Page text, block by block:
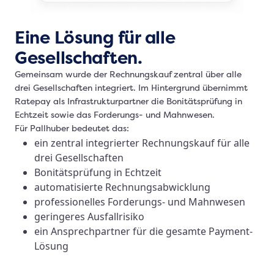
Eine Lösung für alle
Gesellschaften.
Gemeinsam wurde der Rechnungskauf zentral über alle
drei Gesellschaften integriert. Im Hintergrund übernimmt
Ratepay als Infrastrukturpartner die Bonitätsprüfung in
Echtzeit sowie das Forderungs- und Mahnwesen.
Für Pallhuber bedeutet das:
ein zentral integrierter Rechnungskauf für alle
drei Gesellschaften
Bonitätsprüfung in Echtzeit
automatisierte Rechnungsabwicklung
professionelles Forderungs- und Mahnwesen
geringeres Ausfallrisiko
ein Ansprechpartner für die gesamte Payment-
Lösung